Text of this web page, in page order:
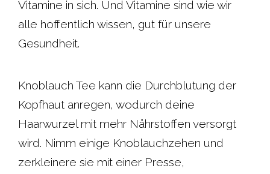
Vitamine in sich. Und Vitamine sind wie wir
alle hoffentlich wissen, gut für unsere
Gesundheit.
Knoblauch Tee kann die Durchblutung der
Kopfhaut anregen, wodurch deine
Haarwurzel mit mehr Nährstoffen versorgt
wird. Nimm einige Knoblauchzehen und
zerkleinere sie mit einer Presse,